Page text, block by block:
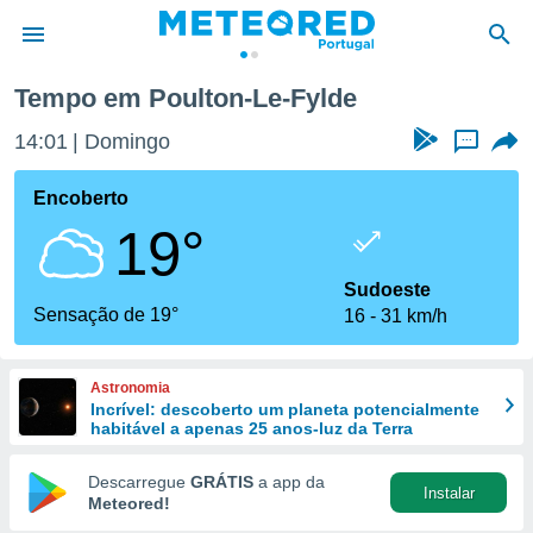
da
foi
fornecidas
a este
das
e
forma
digital
Tempo em Poulton-Le-Fylde
14:01 Domingo ...
Encoberto
19°
Sensação de 19°
Sudoeste
16
31 km/h
Astronomia
Incrível: descoberto um planeta potencialmente
habitável a apenas 25 anos-luz da Terra
Descarregue GRÁTIS a app da
Meteored!
Instalar